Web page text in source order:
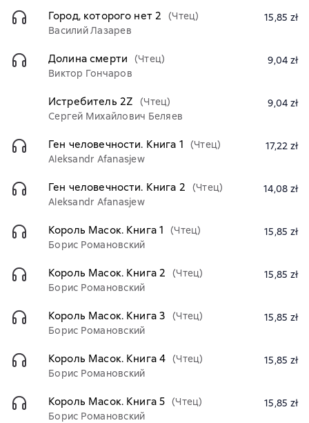
Город, которого нет 2
(Чтец)
Василий Лазарев
15,85 zł
Долина смерти
(Чтец)
Виктор Гончаров
9,04 zł
Истребитель 2Z
(Чтец)
Сергей Михайлович Беляев
9,04 zł
Ген человечности. Книга 1
(Чтец)
Aleksandr Afanasjew
17,22 zł
Ген человечности. Книга 2
(Чтец)
Aleksandr Afanasjew
14,08 zł
Король Масок. Книга 1
(Чтец)
Борис Романовский
15,85 zł
Король Масок. Книга 2
(Чтец)
Борис Романовский
15,85 zł
Король Масок. Книга 3
(Чтец)
Борис Романовский
15,85 zł
Король Масок. Книга 4 (Чтец)
Борис Романовский
15,85 zł
Король Масок. Книга 5 (Чтец)
Борис Романовский
15,85 zł